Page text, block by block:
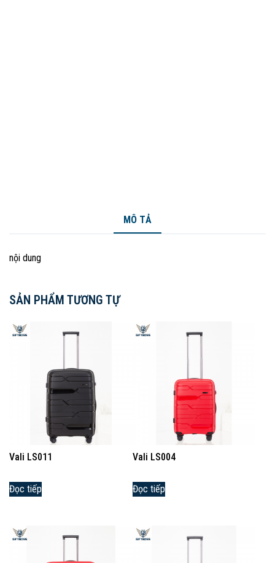
MÔ TẢ
nội dung
SẢN PHẨM TƯƠNG TỰ
Vali LS011
Đọc tiếp
Vali LS004
Đọc tiếp